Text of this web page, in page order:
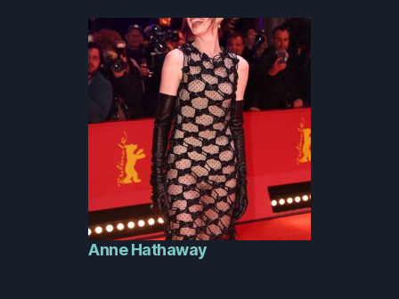
Anne Hathaway